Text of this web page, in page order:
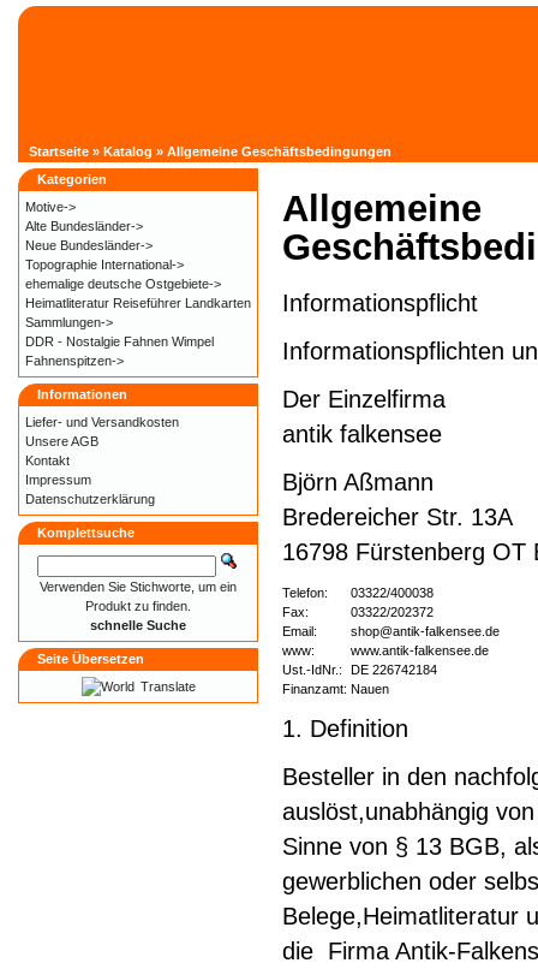
Startseite » Katalog » Allgemeine Geschäftsbedingungen
Allgemeine
Informationspflicht
Informationspflichten
Der Einzelfirma
antik falkensee
Björn Aßmann
Bredereicher Str. 13A
16798 Fürstenberg OT
Telefon:
03322/400038
Fax:
03322/202372
Email:
shop@antik-falkensee.de
www:
www.antik-falkensee.de
Ust.-IdNr.:
DE 226742184
Finanzamt: Nauen
1. Definition
Besteller in den
auslöst,unabhängig
Sinne von § 13 BGB,
gewerblichen oder
Belege,Heimatliteratur
die Firma Antik-
Kategorien
Motive->
Alte Bundesländer->
Neue Bundesländer->
Topographie International->
ehemalige deutsche Ostgebiete->
Heimatliteratur Reiseführer Landkarten
Sammlungen->
DDR - Nostalgie Fahnen Wimpel
Fahnenspitzen->
Informationen
Liefer- und Versandkosten
Unsere AGB
Kontakt
Impressum
Datenschutzerklärung
Komplettsuche
Verwenden Sie Stichworte, um ein
Produkt zu finden.
schnelle Suche
Seite Übersetzen
Translate